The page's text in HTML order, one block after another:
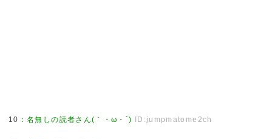
10 ：名無しの読者さん(｀・ω・´) ID:jumpmatome2ch